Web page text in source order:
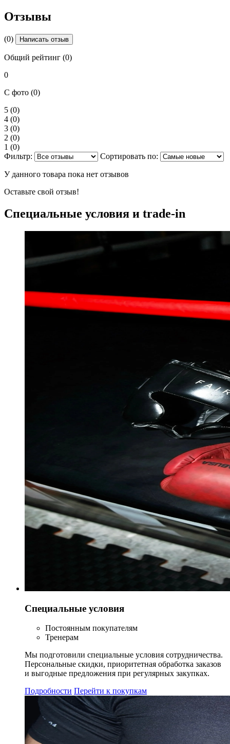
Отзывы
(0) Написать отзыв
Общий рейтинг (0)
0
С фото (0)
5 (0)
4 (0)
3 (0)
2 (0)
1 (0)
Фильтр:
Сортировать по:
У данного товара пока нет отзывов
Оставьте свой отзыв!
Специальные условия и trade-in
Специальные условия
Постоянным покупателям
Тренерам
Мы подготовили специальные условия сотрудничества.
Персональные скидки, приоритетная обработка заказов
и выгодные предложения при регулярных закупках.
Подробности Перейти к покупкам